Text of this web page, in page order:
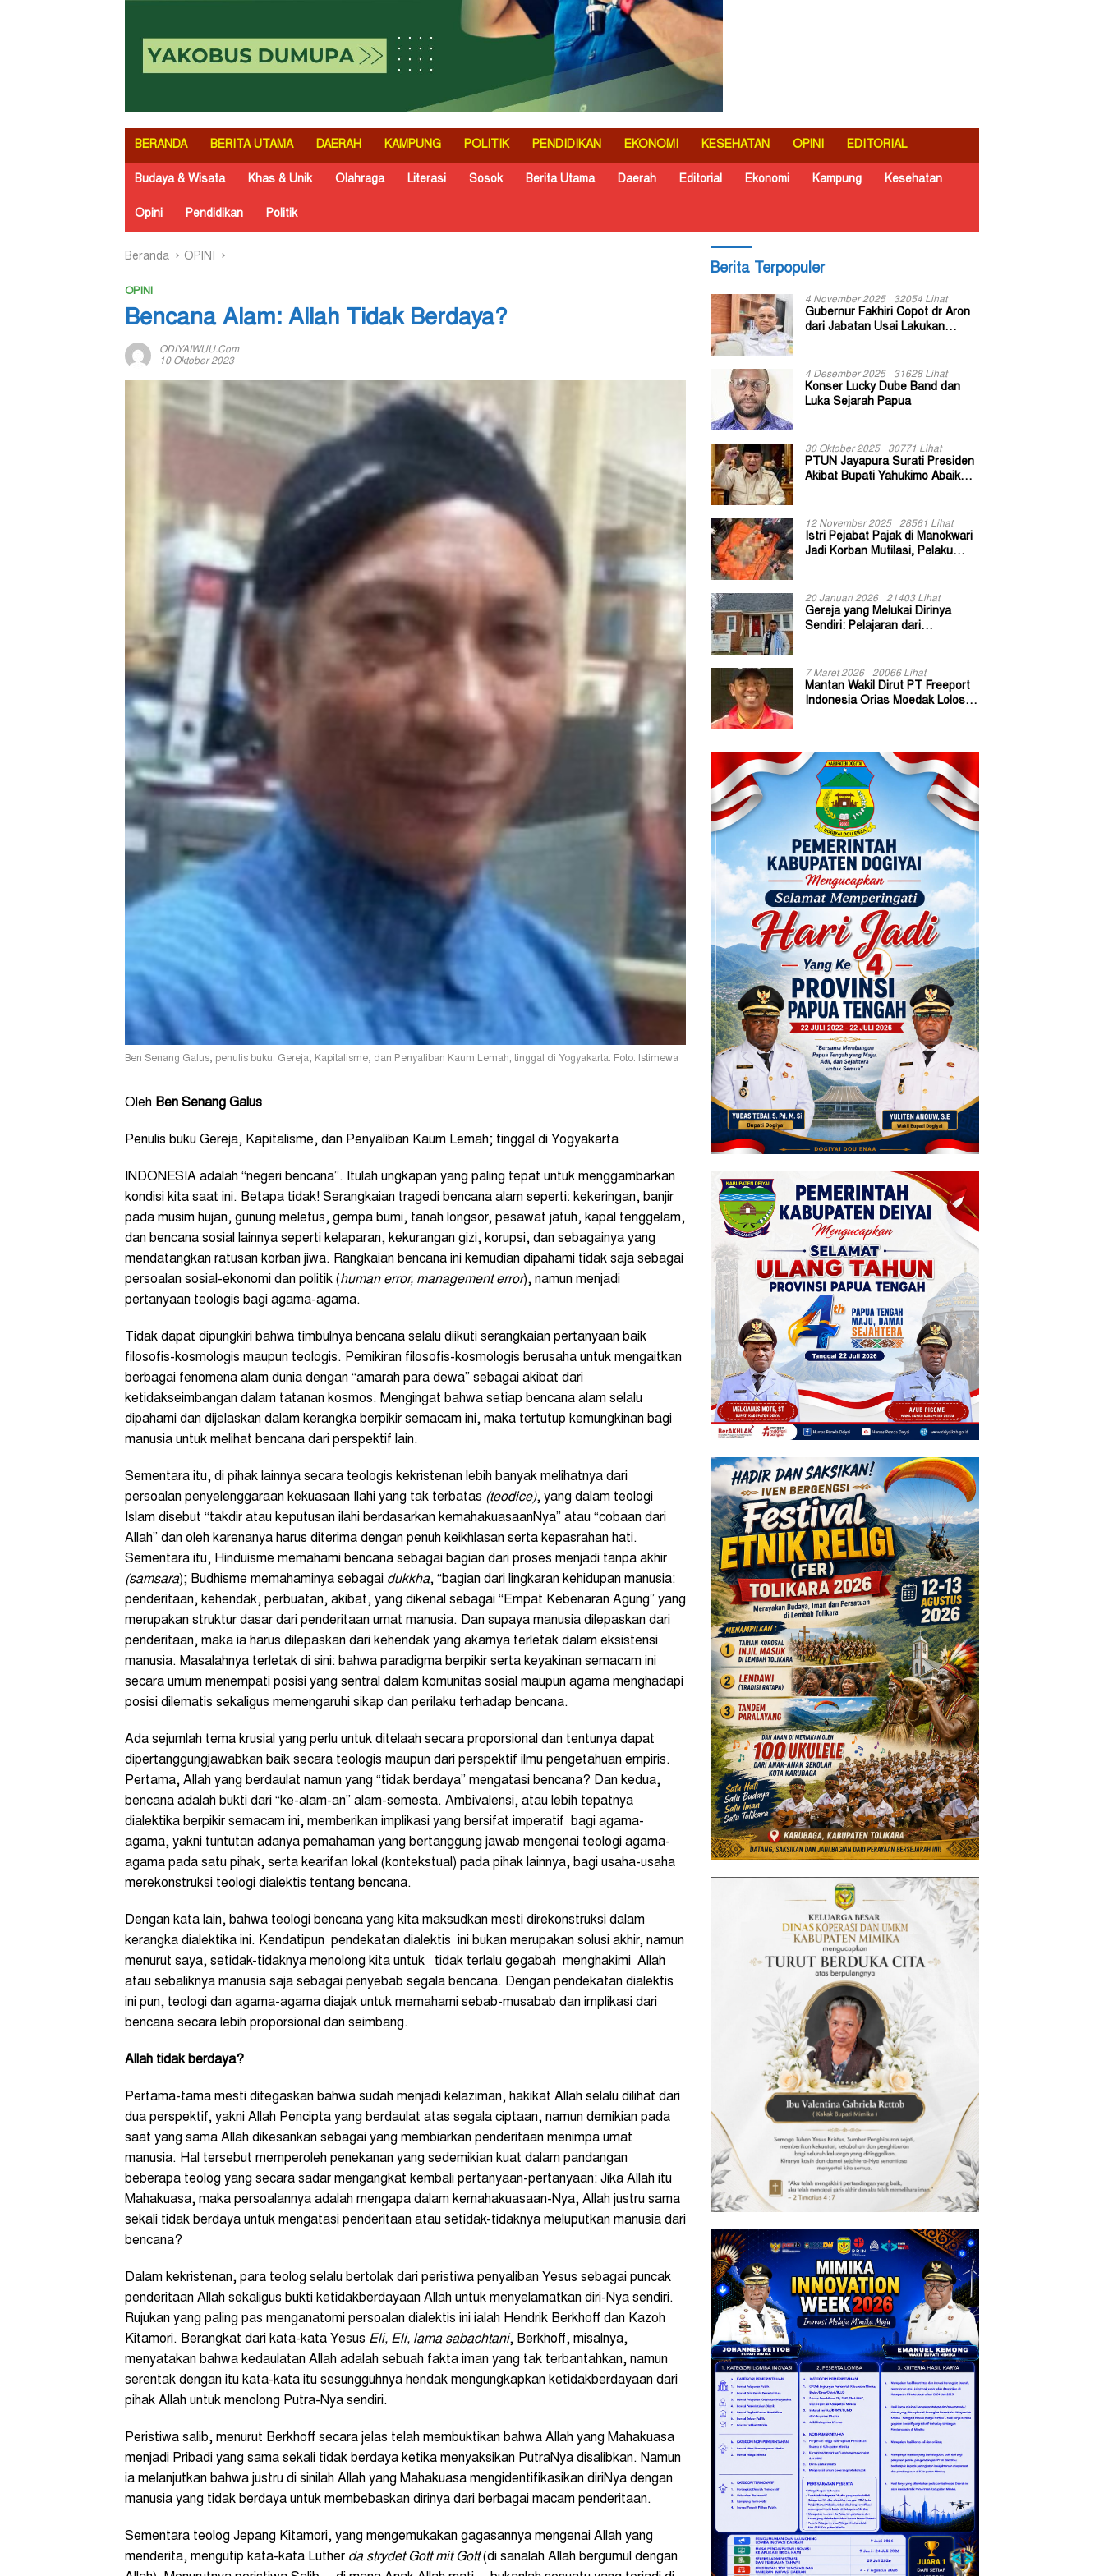
BERANDA BERITA UTAMA DAERAH KAMPUNG POLITIK PENDIDIKAN EKONOMI KESEHATAN OPINI EDITORIAL
Budaya & Wisata Khas & Unik Olahraga Literasi Sosok Berita Utama Daerah Editorial Ekonomi Kampung Kesehatan
Opini Pendidikan Politik
Beranda OPINI
OPINI
Bencana Alam: Allah Tidak Berdaya?
ODIYAIWUU.com
10 Oktober 2023
Ben Senang Galus, penulis buku: Gereja, Kapitalisme, dan Penyaliban Kaum Lemah; tinggal di Yogyakarta. Foto: Istimewa
Oleh Ben Senang Galus
Penulis buku Gereja, Kapitalisme, dan Penyaliban Kaum Lemah; tinggal di Yogyakarta
INDONESIA adalah “negeri bencana”. Itulah ungkapan yang paling tepat untuk menggambarkan
kondisi kita saat ini. Betapa tidak! Serangkaian tragedi bencana alam seperti: kekeringan, banjir
pada musim hujan, gunung meletus, gempa bumi, tanah longsor, pesawat jatuh, kapal tenggelam,
dan bencana sosial lainnya seperti kelaparan, kekurangan gizi, korupsi, dan sebagainya yang
mendatangkan ratusan korban jiwa. Rangkaian bencana ini kemudian dipahami tidak saja sebagai
persoalan sosial-ekonomi dan politik (human error, management error), namun menjadi
pertanyaan teologis bagi agama-agama.
Tidak dapat dipungkiri bahwa timbulnya bencana selalu diikuti serangkaian pertanyaan baik
filosofis-kosmologis maupun teologis. Pemikiran filosofis-kosmologis berusaha untuk mengaitkan
berbagai fenomena alam dunia dengan “amarah para dewa” sebagai akibat dari
ketidakseimbangan dalam tatanan kosmos. Mengingat bahwa setiap bencana alam selalu
dipahami dan dijelaskan dalam kerangka berpikir semacam ini, maka tertutup kemungkinan bagi
manusia untuk melihat bencana dari perspektif lain.
Sementara itu, di pihak lainnya secara teologis kekristenan lebih banyak melihatnya dari
persoalan penyelenggaraan kekuasaan Ilahi yang tak terbatas (teodice), yang dalam teologi
Islam disebut “takdir atau keputusan ilahi berdasarkan kemahakuasaanNya” atau “cobaan dari
Allah” dan oleh karenanya harus diterima dengan penuh keikhlasan serta kepasrahan hati.
Sementara itu, Hinduisme memahami bencana sebagai bagian dari proses menjadi tanpa akhir
(samsara); Budhisme memahaminya sebagai dukkha, “bagian dari lingkaran kehidupan manusia:
penderitaan, kehendak, perbuatan, akibat, yang dikenal sebagai “Empat Kebenaran Agung” yang
merupakan struktur dasar dari penderitaan umat manusia. Dan supaya manusia dilepaskan dari
penderitaan, maka ia harus dilepaskan dari kehendak yang akarnya terletak dalam eksistensi
manusia. Masalahnya terletak di sini: bahwa paradigma berpikir serta keyakinan semacam ini
secara umum menempati posisi yang sentral dalam komunitas sosial maupun agama menghadapi
posisi dilematis sekaligus memengaruhi sikap dan perilaku terhadap bencana.
Ada sejumlah tema krusial yang perlu untuk ditelaah secara proporsional dan tentunya dapat
dipertanggungjawabkan baik secara teologis maupun dari perspektif ilmu pengetahuan empiris.
Pertama, Allah yang berdaulat namun yang “tidak berdaya” mengatasi bencana? Dan kedua,
bencana adalah bukti dari “ke-alam-an” alam-semesta. Ambivalensi, atau lebih tepatnya
dialektika berpikir semacam ini, memberikan implikasi yang bersifat imperatif bagi agama-
agama, yakni tuntutan adanya pemahaman yang bertanggung jawab mengenai teologi agama-
agama pada satu pihak, serta kearifan lokal (kontekstual) pada pihak lainnya, bagi usaha-usaha
merekonstruksi teologi dialektis tentang bencana.
Dengan kata lain, bahwa teologi bencana yang kita maksudkan mesti direkonstruksi dalam
kerangka dialektika ini. Kendatipun pendekatan dialektis ini bukan merupakan solusi akhir, namun
menurut saya, setidak-tidaknya menolong kita untuk tidak terlalu gegabah menghakimi Allah
atau sebaliknya manusia saja sebagai penyebab segala bencana. Dengan pendekatan dialektis
ini pun, teologi dan agama-agama diajak untuk memahami sebab-musabab dan implikasi dari
bencana secara lebih proporsional dan seimbang.
Allah tidak berdaya?
Pertama-tama mesti ditegaskan bahwa sudah menjadi kelaziman, hakikat Allah selalu dilihat dari
dua perspektif, yakni Allah Pencipta yang berdaulat atas segala ciptaan, namun demikian pada
saat yang sama Allah dikesankan sebagai yang membiarkan penderitaan menimpa umat
manusia. Hal tersebut memperoleh penekanan yang sedemikian kuat dalam pandangan
beberapa teolog yang secara sadar mengangkat kembali pertanyaan-pertanyaan: Jika Allah itu
Mahakuasa, maka persoalannya adalah mengapa dalam kemahakuasaan-Nya, Allah justru sama
sekali tidak berdaya untuk mengatasi penderitaan atau setidak-tidaknya meluputkan manusia dari
bencana?
Dalam kekristenan, para teolog selalu bertolak dari peristiwa penyaliban Yesus sebagai puncak
penderitaan Allah sekaligus bukti ketidakberdayaan Allah untuk menyelamatkan diri-Nya sendiri.
Rujukan yang paling pas menganatomi persoalan dialektis ini ialah Hendrik Berkhoff dan Kazoh
Kitamori. Berangkat dari kata-kata Yesus Eli, Eli, lama sabachtani, Berkhoff, misalnya,
menyatakan bahwa kedaulatan Allah adalah sebuah fakta iman yang tak terbantahkan, namun
serentak dengan itu kata-kata itu sesungguhnya hendak mengungkapkan ketidakberdayaan dari
pihak Allah untuk menolong Putra-Nya sendiri.
Peristiwa salib, menurut Berkhoff secara jelas telah membuktikan bahwa Allah yang Mahakuasa
menjadi Pribadi yang sama sekali tidak berdaya ketika menyaksikan PutraNya disalibkan. Namun
ia melanjutkan bahwa justru di sinilah Allah yang Mahakuasa mengidentifikasikan diriNya dengan
manusia yang tidak berdaya untuk membebaskan dirinya dari berbagai macam penderitaan.
Sementara teolog Jepang Kitamori, yang mengemukakan gagasannya mengenai Allah yang
menderita, mengutip kata-kata Luther da strydet Gott mit Gott(di sanalah Allah bergumul dengan
Berita Terpopuler
4 November 2025 32054 Lihat
Gubernur Fakhiri Copot dr Aron
dari Jabatan Usai Lakukan
4 Desember 2025 31628 Lihat
Konser Lucky Dube Band dan
Luka Sejarah Papua
30 Oktober 2025 30771 Lihat
PTUN Jayapura Surati Presiden
Akibat Bupati Yahukimo Abaikan
12 November 2025 28561 Lihat
Istri Pejabat Pajak di Manokwari
Jadi Korban Mutilasi, Pelaku
20 Januari 2026 21403 Lihat
Gereja yang Melukai Dirinya
Sendiri: Pelajaran dari
7 Maret 2026 20066 Lihat
Mantan Wakil Dirut PT Freeport
Indonesia Orias Moedak Lolos